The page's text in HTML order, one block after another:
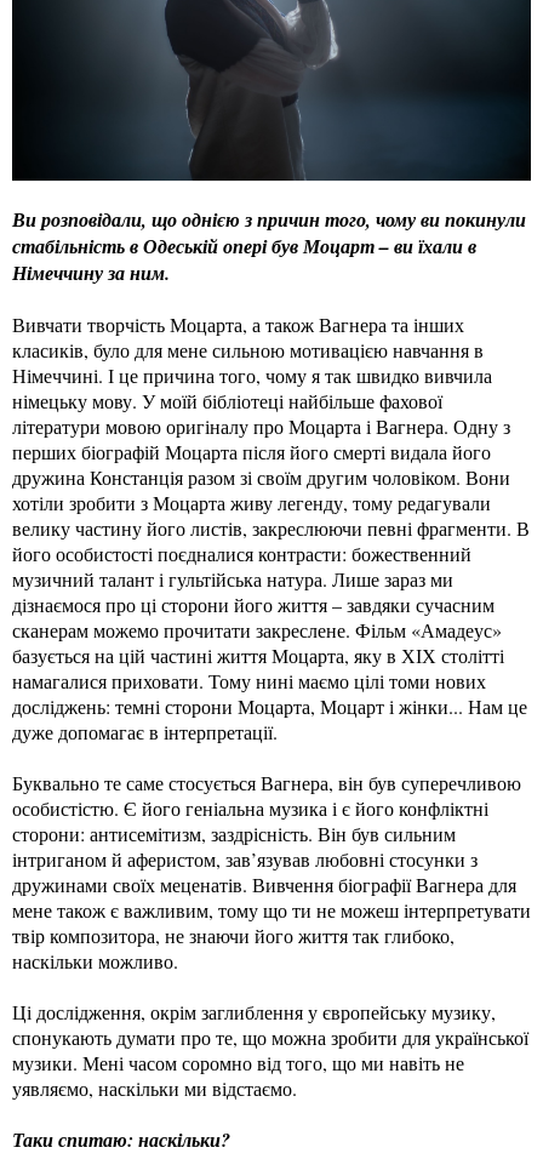
Ви розповідали, що однією з причин того, чому ви покинули
стабільність в Одеській опері був Моцарт – ви їхали в
Німеччину за ним.
Вивчати творчість Моцарта, а також Вагнера та інших
класиків, було для мене сильною мотивацією навчання в
Німеччині. І це причина того, чому я так швидко вивчила
німецьку мову. У моїй бібліотеці найбільше фахової
літератури мовою оригіналу про Моцарта і Вагнера. Одну з
перших біографій Моцарта після його смерті видала його
дружина Констанція разом зі своїм другим чоловіком. Вони
хотіли зробити з Моцарта живу легенду, тому редагували
велику частину його листів, закреслюючи певні фрагменти. В
його особистості поєдналися контрасти: божественний
музичний талант і гультійська натура. Лише зараз ми
дізнаємося про ці сторони його життя – завдяки сучасним
сканерам можемо прочитати закреслене. Фільм «Амадеус»
базується на цій частині життя Моцарта, яку в ХІХ столітті
намагалися приховати. Тому нині маємо цілі томи нових
досліджень: темні сторони Моцарта, Моцарт і жінки... Нам це
дуже допомагає в інтерпретації.
Буквально те саме стосується Вагнера, він був суперечливою
особистістю. Є його геніальна музика і є його конфліктні
сторони: антисемітизм, заздрісність. Він був сильним
інтриганом й аферистом, зав’язував любовні стосунки з
дружинами своїх меценатів. Вивчення біографії Вагнера для
мене також є важливим, тому що ти не можеш інтерпретувати
твір композитора, не знаючи його життя так глибоко,
наскільки можливо.
Ці дослідження, окрім заглиблення у європейську музику,
спонукають думати про те, що можна зробити для української
музики. Мені часом соромно від того, що ми навіть не
уявляємо, наскільки ми відстаємо.
Таки спитаю: наскільки?